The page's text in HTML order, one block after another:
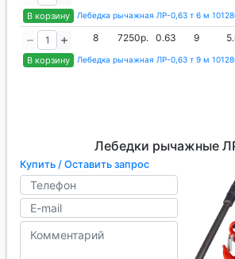
В корзину Лебедка рычажная ЛР-0,63 т 6 м
В корзину
8 7250р. 0.63 9
Лебедка рычажная ЛР-0,63 т 9 м
Лебедки рычажные
Купить / Оставить запрос